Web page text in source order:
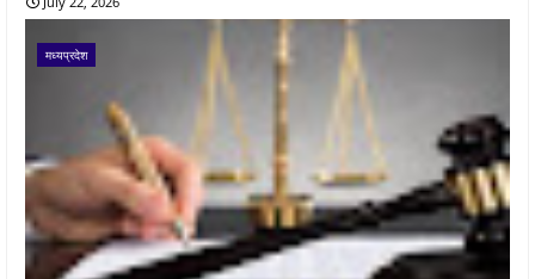
मध्यप्रदेश